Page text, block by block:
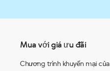
Mua với giá ưu đãi
Chương trình khuyến mại của